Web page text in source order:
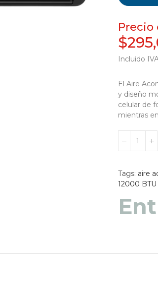
Precio
Incluido
El Aire
y diseño
celular de
mientras
Tags: aire
12000